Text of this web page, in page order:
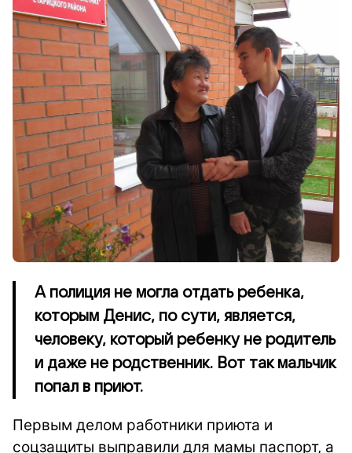
А полиция не могла отдать ребенка,
которым Денис, по сути, является,
человеку, который ребенку не родитель
и даже не родственник. Вот так мальчик
попал в приют.
Первым делом работники приюта и
соцзащиты выправили для мамы паспорт, а